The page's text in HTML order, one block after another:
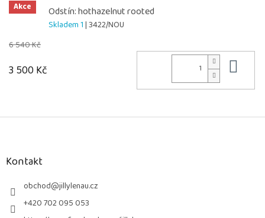
Akce Odstín: hothazelnut rooted
Skladem 1| 3422/NOU
6 540 Kč
3 500 Kč
Z
Kontakt
obchod@jillylenau.cz
+420 702 095 053